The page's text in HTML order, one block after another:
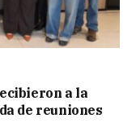
a la
de reuniones